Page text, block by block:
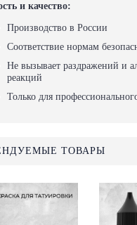
и качество:
Производство в России
Соответствие нормам
Не вызывает раздражений и
реакций
Только для
ТОВАРЫ